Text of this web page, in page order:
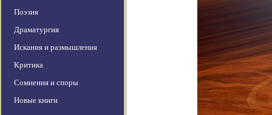
Поэзия
Драматургия
Искания и размышления
Критика
Сомнения и споры
Новые книги